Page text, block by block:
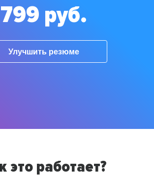
799 руб.
Улучшить резюме
это работает?